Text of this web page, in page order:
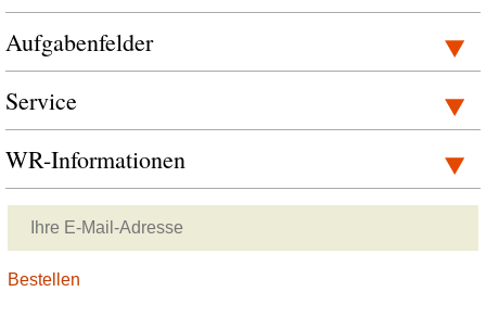
Aufgabenfelder
Service
WR-Informationen